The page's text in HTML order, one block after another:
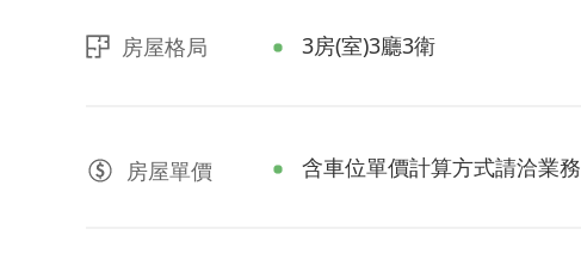
房屋格局 3房(室)3廳3衛
房屋單價 含車位單價計算方式請洽業務